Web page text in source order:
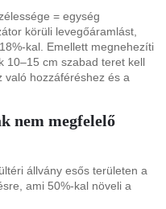
= egység
körüli levegőáramlást,
kal. Emellett megnehezíti
10–15 cm szabad teret kell
való hozzáféréshez és a
nem megfelelő
állvány esős területen a
ami 50%-kal növeli a